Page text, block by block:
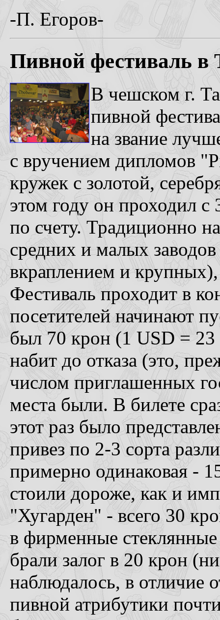
-П. Егоров-
Пивной фестиваль в
В чешском г.
пивной
на звание
с вручением дипломов
кружек с золотой,
этом году он проходил
по счету. Традиционно
средних и малых
вкраплением и
Фестиваль проходит в
посетителей начинают
был 70 крон (1 USD =
набит до отказа (это,
числом приглашенных
места были. В билете
этот раз было
привез по 2-3 сорта
примерно одинаковая -
стоили дороже, как и
"Хугарден" - всего 30
в фирменные
брали залог в 20 крон
наблюдалось, в отличие
пивной атрибутики